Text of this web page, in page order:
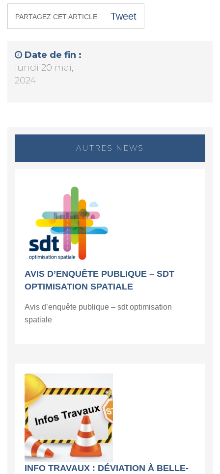
PARTAGEZ CET ARTICLE Tweet
Date de fin :
lundi 20 mai,
2024
AUTRES NEWS
AVIS D’ENQUÊTE PUBLIQUE – SDT
OPTIMISATION SPATIALE
Avis d’enquête publique – sdt optimisation
spatiale
INFO TRAVAUX : DÉVIATION À BELLE-